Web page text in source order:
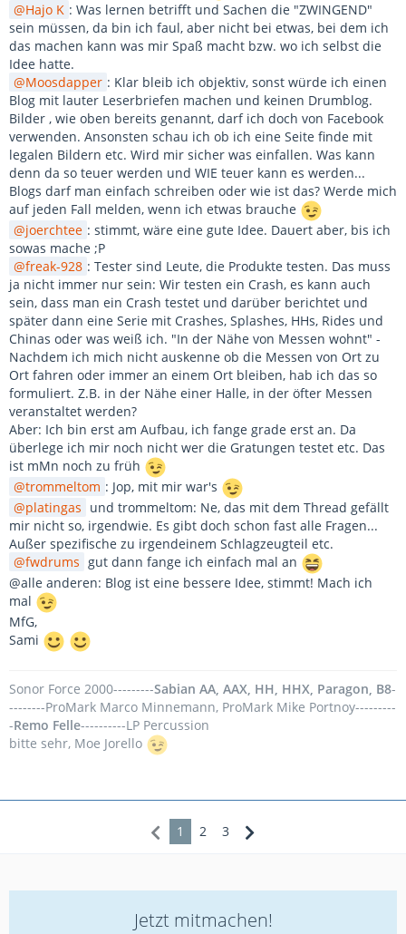
Hajo K : Was lernen betrifft und Sachen die "ZWINGEND"
sein müssen, da bin ich faul, aber nicht bei etwas, bei dem ich
das machen kann was mir Spaß macht bzw. wo ich selbst die
Idee hatte.
Moosdapper : Klar bleib ich objektiv, sonst würde ich einen
Blog mit lauter Leserbriefen machen und keinen Drumblog.
Bilder , wie oben bereits genannt, darf ich doch von Facebook
verwenden. Ansonsten schau ich ob ich eine Seite finde mit
legalen Bildern etc. Wird mir sicher was einfallen. Was kann
denn da so teuer werden und WIE teuer kann es werden...
Blogs darf man einfach schreiben oder wie ist das? Werde mich
auf jeden Fall melden, wenn ich etwas brauche
joerchtee : stimmt, wäre eine gute Idee. Dauert aber, bis ich
sowas mache ;P
freak-928 : Tester sind Leute, die Produkte testen. Das muss
ja nicht immer nur sein: Wir testen ein Crash, es kann auch
sein, dass man ein Crash testet und darüber berichtet und
später dann eine Serie mit Crashes, Splashes, HHs, Rides und
Chinas oder was weiß ich. "In der Nähe von Messen wohnt" -
Nachdem ich mich nicht auskenne ob die Messen von Ort zu
Ort fahren oder immer an einem Ort bleiben, hab ich das so
formuliert. Z.B. in der Nähe einer Halle, in der öfter Messen
veranstaltet werden?
Aber: Ich bin erst am Aufbau, ich fange grade erst an. Da
überlege ich mir noch nicht wer die Gratungen testet etc. Das
ist mMn noch zu früh
trommeltom : Jop, mit mir war's
platingas und trommeltom: Ne, das mit dem Thread gefällt
mir nicht so, irgendwie. Es gibt doch schon fast alle Fragen...
Außer spezifische zu irgendeinem Schlagzeugteil etc.
fwdrums gut dann fange ich einfach mal an
@alle anderen: Blog ist eine bessere Idee, stimmt! Mach ich
mal
MfG,
Sami
Sonor Force 2000---------Sabian AA, AAX, HH, HHX, Paragon, B8-
--------ProMark Marco Minnemann, ProMark Mike Portnoy---------
-Remo Felle----------LP Percussion
bitte sehr, Moe Jorello
1 2 3
Jetzt mitmachen!